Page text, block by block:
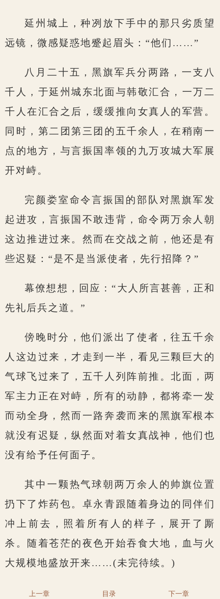
延州城上，种冽放下手中的那只劣质望
远镜，微感疑惑地蹙起眉头：“他们……”
八月二十五，黑旗军兵分两路，一支八
千人，于延州城东北面与韩敬汇合，一万二
千人在汇合之后，缓缓推向女真人的军营。
同时，第二团第三团的五千余人，在稍南一
点的地方，与言振国率领的九万攻城大军展
开对峙。
完颜娄室命令言振国的部队对黑旗军发
起进攻，言振国不敢违背，命令两万余人朝
这边推进过来。然而在交战之前，他还是有
些迟疑：“是不是当派使者，先行招降？”
幕僚想想，回应：“大人所言甚善，正和
先礼后兵之道。”
傍晚时分，他们派出了使者，往五千余
人这边过来，才走到一半，看见三颗巨大的
气球飞过来了，五千人列阵前推。北面，两
军主力正在对峙，所有的动静，都将牵一发
而动全身，然而一路奔袭而来的黑旗军根本
就没有迟疑，纵然面对着女真战神，他们也
没有给予任何面子。
其中一颗热气球朝两万余人的帅旗位置
扔下了炸药包。卓永青跟随着身边的同伴们
冲上前去，照着所有人的样子，展开了厮
杀。随着苍茫的夜色开始吞食大地，血与火
大规模地盛放开来……(未完待续。)
上一章 目录 下一章